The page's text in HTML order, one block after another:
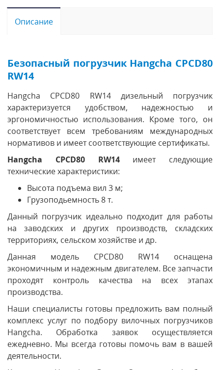
Описание
Безопасный погрузчик Hangcha CPCD80
RW14
Hangcha CPCD80 RW14 дизельный погрузчик
характеризуется удобством, надежностью и
эргономичностью использования. Кроме того, он
соответствует всем требованиям международных
нормативов и имеет соответствующие сертификаты.
Hangcha CPCD80 RW14имеет следующие
технические характеристики:
Высота подъема вил 3 м;
Грузоподьемность 8 т.
Данный погрузчик идеально подходит для работы
на заводских и других производств, складских
территориях, сельском хозяйстве и др.
Данная модель CPCD80 RW14 оснащена
экономичным и надежным двигателем. Все запчасти
проходят контроль качества на всех этапах
производства.
Наши специалисты готовы предложить вам полный
комплекс услуг по подбору вилочных погрузчиков
Hangcha. Обработка заявок осуществляется
ежедневно. Мы всегда готовы помочь вам в вашей
деятельности.